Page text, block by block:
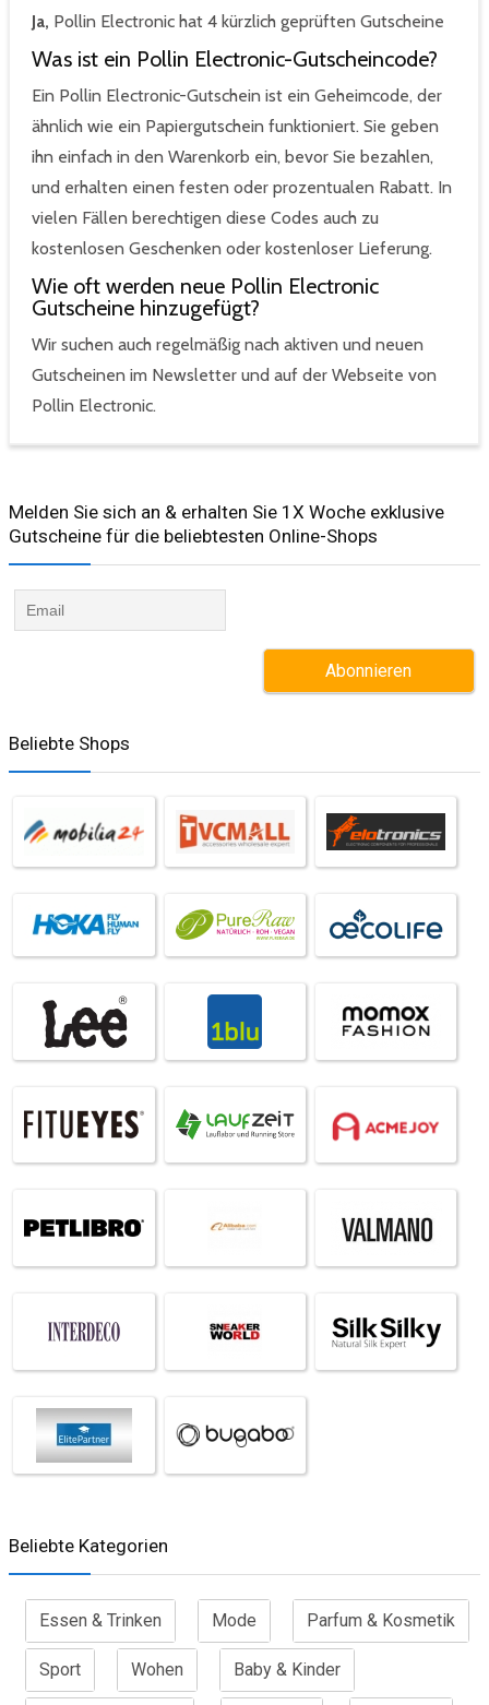
Ja, Pollin Electronic hat 4 kürzlich geprüften Gutscheine
Was ist ein Pollin Electronic-Gutscheincode?
Ein Pollin Electronic-Gutschein ist ein Geheimcode, der
ähnlich wie ein Papiergutschein funktioniert. Sie geben
ihn einfach in den Warenkorb ein, bevor Sie bezahlen,
und erhalten einen festen oder prozentualen Rabatt. In
vielen Fällen berechtigen diese Codes auch zu
kostenlosen Geschenken oder kostenloser Lieferung.
Wie oft werden neue Pollin Electronic
Gutscheine hinzugefügt?
Wir suchen auch regelmäßig nach aktiven und neuen
Gutscheinen im Newsletter und auf der Webseite von
Pollin Electronic.
Melden Sie sich an & erhalten Sie 1X Woche exklusive
Gutscheine für die beliebtesten Online-Shops​
Beliebte Shops
Beliebte Kategorien
Essen & Trinken Mode Parfum & Kosmetik
Sport Wohen Baby & Kinder